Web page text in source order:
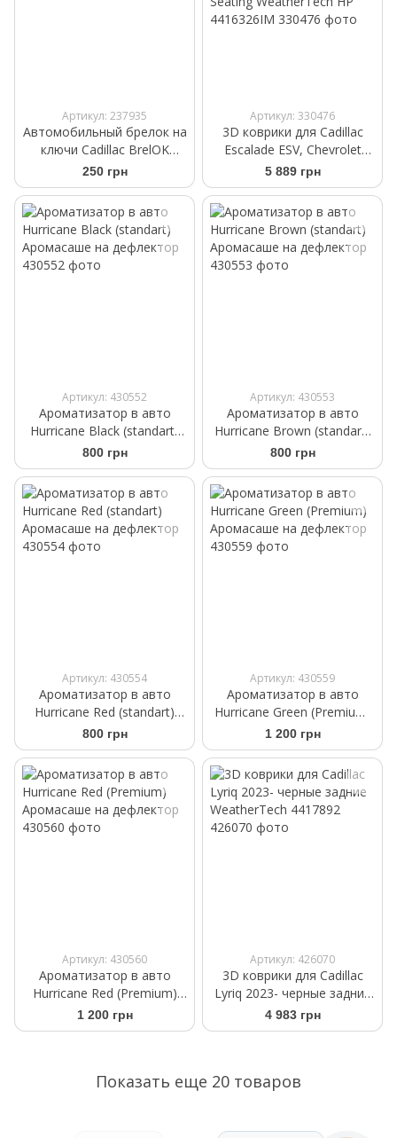
Артикул: 237935
Автомобильный брелок на
ключи Cadillac BrelOK
черная замша
250 грн
Артикул: 330476
3D коврики для Cadillac
Escalade ESV, Chevrolet
Suburban, GMC Yukon XL
2020- черные 3 ряд Bench
Seating WeatherTech HP
4416326IM
5 889 грн
Артикул: 430552
Ароматизатор в авто
Hurricane Black (standart)
Аромасаше на дефлектор
800 грн
Артикул: 430553
Ароматизатор в авто
Hurricane Brown (standart)
Аромасаше на дефлектор
800 грн
Артикул: 430554
Ароматизатор в авто
Hurricane Red (standart)
Аромасаше на дефлектор
800 грн
Артикул: 430559
Ароматизатор в авто
Hurricane Green (Premium)
Аромасаше на дефлектор
1 200 грн
Артикул: 430560
Ароматизатор в авто
Hurricane Red (Premium)
Аромасаше на дефлектор
1 200 грн
Артикул: 426070
3D коврики для Cadillac
Lyriq 2023- черные задние
WeatherTech 4417892
4 983 грн
Показать еще 20 товаров